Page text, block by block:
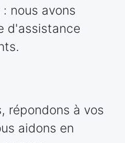
nous avons
d'assistance
répondons à vos
aidons en